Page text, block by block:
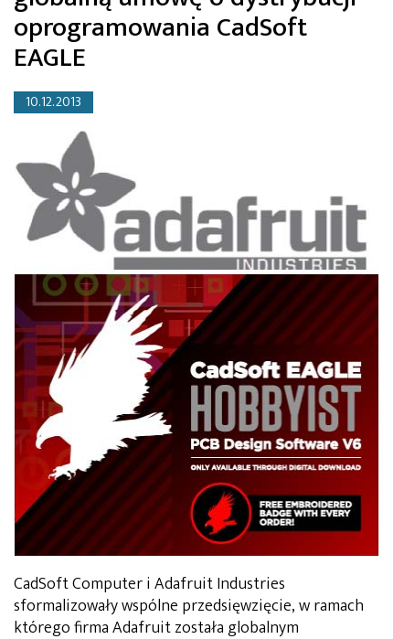
oprogramowania CadSoft
EAGLE
10.12.2013
CadSoft Computer i Adafruit Industries
sformalizowały wspólne przedsięwzięcie, w ramach
którego firma Adafruit została globalnym